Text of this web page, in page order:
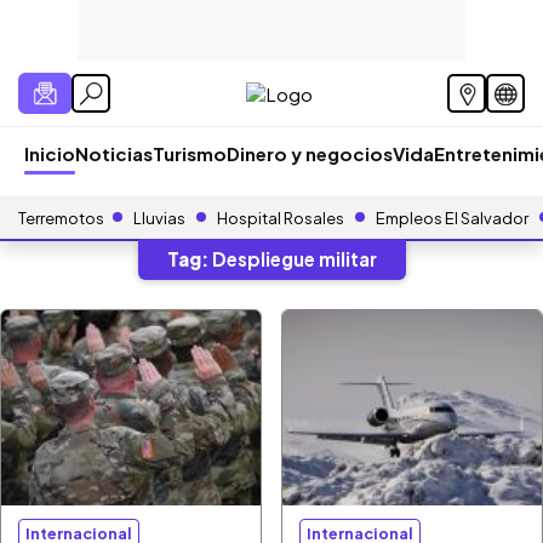
InicioNoticiasTurismoDinero y negociosVida
Terremotos Lluvias Hospital Rosales Empleos El Salvador
Tag: Despliegue militar
Internacional Internacional